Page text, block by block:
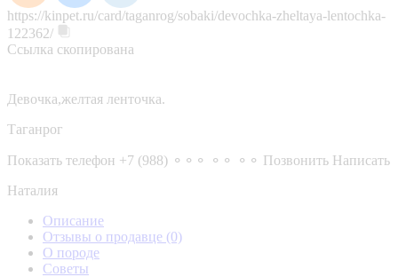
https://kinpet.ru/card/taganrog/sobaki/devochka-zheltaya-lentochka-
122362/
Ссылка скопирована
Девочка,желтая ленточка.
Таганрог
Показать телефон +7 (988) ⚬⚬⚬ ⚬⚬ ⚬⚬ Позвонить Написать
Наталия
Описание
Отзывы о продавце (0)
О породе
Советы